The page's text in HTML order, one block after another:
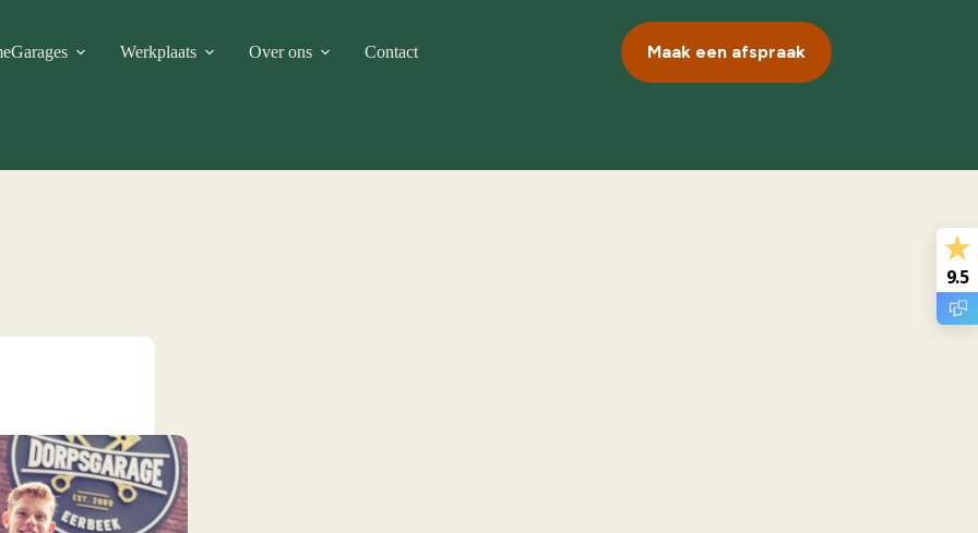
Garages Werkplaats Over ons Contact Maak een afspraak
9.5